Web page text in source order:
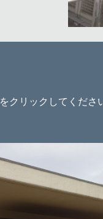
をクリックしてくださ